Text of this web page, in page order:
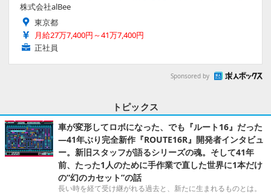
株式会社alBee
東京都
月給27万7,400円～41万7,400円
正社員
Sponsored by
トピックス
車が変形してロボになった、でも『ルート16』だった
―41年ぶり完全新作『ROUTE16R』開発者インタビュ
ー。新旧スタッフが語るシリーズの魂。そして41年
前、たった1人のために手作業で直した世界に1本だけ
の“幻のカセット”の話
長い時を経て受け継がれる過去と、新たに生まれるものとは。